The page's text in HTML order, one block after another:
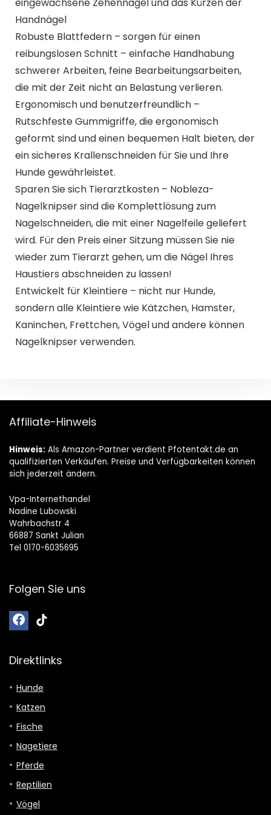
eingewachsene Zehennägel und das Kürzen der
Handnägel
Robuste Blattfedern – sorgen für einen
reibungslosen Schnitt – einfache Handhabung
schwerer Arbeiten, feine Bearbeitungsarbeiten,
die mit der Zeit nicht an Belastung verlieren.
Ergonomisch und benutzerfreundlich –
Rutschfeste Gummigriffe, die ergonomisch
geformt sind und einen bequemen Halt bieten, der
ein sicheres Krallenschneiden für Sie und Ihre
Hunde gewährleistet.
Sparen Sie sich Tierarztkosten – Nobleza-
Nagelknipser sind die Komplettlösung zum
Nagelschneiden, die mit einer Nagelfeile geliefert
wird. Für den Preis einer Sitzung müssen Sie nie
wieder zum Tierarzt gehen, um die Nägel Ihres
Haustiers abschneiden zu lassen!
Entwickelt für Kleintiere – nicht nur Hunde,
sondern alle Kleintiere wie Kätzchen, Hamster,
Kaninchen, Frettchen, Vögel und andere können
Nagelknipser verwenden.
Affiliate-Hinweis
Hinweis: Als Amazon-Partner verdient Pfotentakt.de an
qualifizierten Verkäufen. Preise und Verfügbarkeiten können
sich jederzeit ändern.
Vpa-Internethandel
Nadine Lubowski
Wahrbachstr 4
66887 Sankt Julian
Tel 0170-6035695
Folgen Sie uns
Direktlinks
Hunde
Katzen
Fische
Nagetiere
Pferde
Reptilien
Vögel